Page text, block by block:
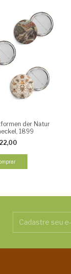
der Natur
1899